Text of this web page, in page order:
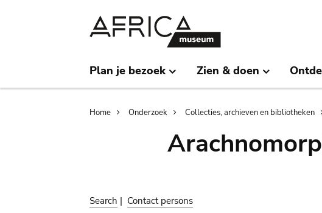
Plan je bezoek Zien & doen
Breadcrumb
Home Onderzoek Collecties, archieven en bibliotheken
Search | Contact persons